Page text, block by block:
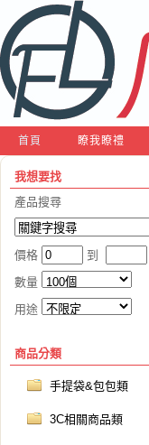
首頁 瞭我瞭禮
我想要找
產品搜尋
價格 到
數量
用途
商品分類
手提袋&包包類
3C相關商品類